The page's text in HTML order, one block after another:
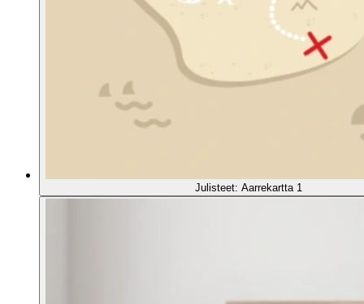
Julisteet: Aarrekartta 1